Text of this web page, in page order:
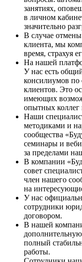
занятиях,
в личном
значительно
В случае
клиента, мы
время, страхуя
На нашей
У нас есть
консилиумов
клиентов. Это
имеющих
опытных коллег
Наши
методиками и
сообщества
семинары и
за пределами
В компании
совет
член нашего
на
У нас
сотрудники
договором.
В нашей
полный
работы.